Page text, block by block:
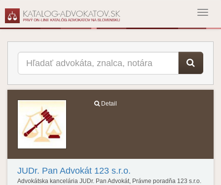
Detail
JUDr. Pan Advokát 123 s.r.o.
Advokátska kancelária JUDr. Pan Advokát, Právne poradňa 123 s.r.o.